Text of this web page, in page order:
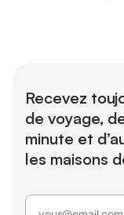
Recevez
de voyage,
minute et
les maisons